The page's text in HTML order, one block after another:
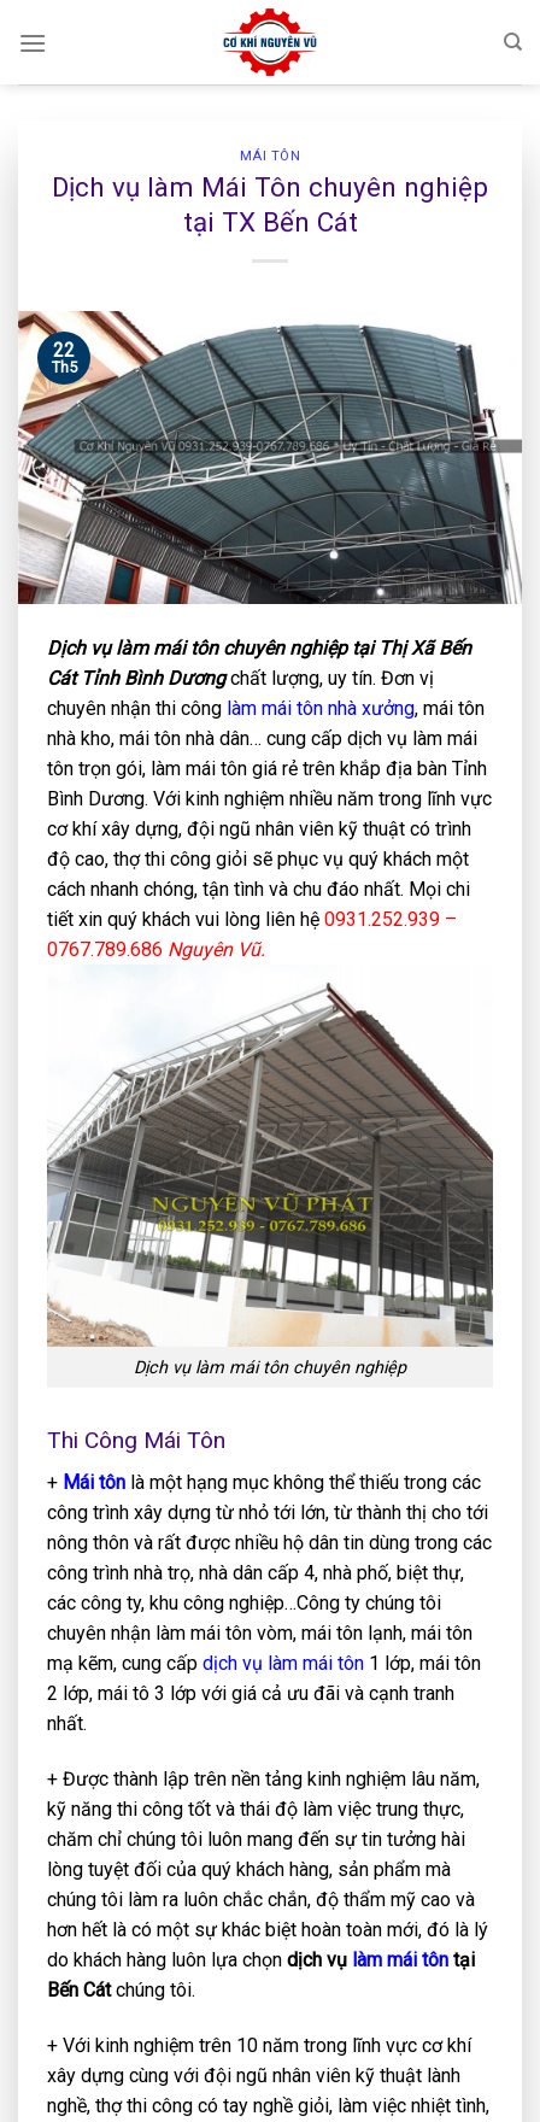
MÁI TÔN
Dịch vụ làm Mái Tôn chuyên nghiệp
tại TX Bến Cát
22
Th5
Dịch vụ làm mái tôn chuyên nghiệp tại Thị Xã Bến
Cát Tỉnh Bình Dươngchất lượng, uy tín. Đơn vị
chuyên nhận thi công làm mái tôn nhà xưởng, mái tôn
nhà kho, mái tôn nhà dân… cung cấp dịch vụ làm mái
tôn trọn gói, làm mái tôn giá rẻ trên khắp địa bàn Tỉnh
Bình Dương. Với kinh nghiệm nhiều năm trong lĩnh vực
cơ khí xây dựng, đội ngũ nhân viên kỹ thuật có trình
độ cao, thợ thi công giỏi sẽ phục vụ quý khách một
cách nhanh chóng, tận tình và chu đáo nhất. Mọi chi
tiết xin quý khách vui lòng liên hệ 0931.252.939 –
0767.789.686 Nguyên Vũ.
Dịch vụ làm mái tôn chuyên nghiệp
Thi Công Mái Tôn
+ Mái tôn là một hạng mục không thể thiếu trong các
công trình xây dựng từ nhỏ tới lớn, từ thành thị cho tới
nông thôn và rất được nhiều hộ dân tin dùng trong các
công trình nhà trọ, nhà dân cấp 4, nhà phố, biệt thự,
các công ty, khu công nghiệp…Công ty chúng tôi
chuyên nhận làm mái tôn vòm, mái tôn lạnh, mái tôn
mạ kẽm, cung cấp dịch vụ làm mái tôn 1 lớp, mái tôn
2 lớp, mái tô 3 lớp với giá cả ưu đãi và cạnh tranh
nhất.
+ Được thành lập trên nền tảng kinh nghiệm lâu năm,
kỹ năng thi công tốt và thái độ làm việc trung thực,
chăm chỉ chúng tôi luôn mang đến sự tin tưởng hài
lòng tuyệt đối của quý khách hàng, sản phẩm mà
chúng tôi làm ra luôn chắc chắn, độ thẩm mỹ cao và
hơn hết là có một sự khác biệt hoàn toàn mới, đó là lý
do khách hàng luôn lựa chọn dịch vụ làm mái tôn tại
Bến Cátchúng tôi.
+ Với kinh nghiệm trên 10 năm trong lĩnh vực cơ khí
xây dựng cùng với đội ngũ nhân viên kỹ thuật lành
nghề, thợ thi công có tay nghề giỏi, làm việc nhiệt tình,